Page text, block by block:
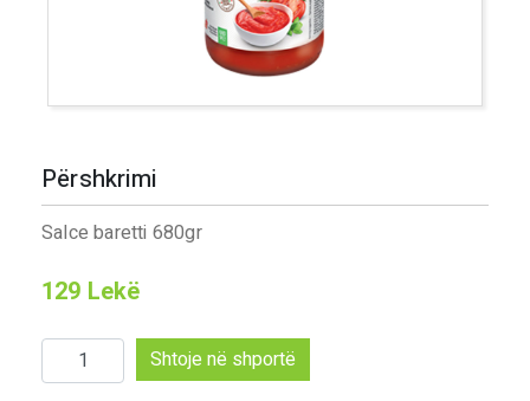
Përshkrimi
Salce baretti 680gr
129 Lekë
Sasi
Salce
Shtoje në shportë